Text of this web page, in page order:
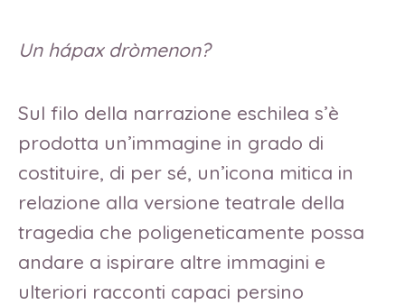
Un hápax dròmenon?
Sul filo della narrazione eschilea s’è
prodotta un’immagine in grado di
costituire, di per sé, un’icona mitica in
relazione alla versione teatrale della
tragedia che poligeneticamente possa
andare a ispirare altre immagini e
ulteriori racconti capaci persino